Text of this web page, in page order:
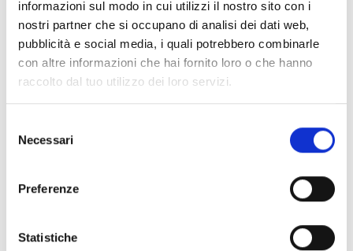
informazioni sul modo in cui utilizzi il nostro sito con i
nostri partner che si occupano di analisi dei dati web,
pubblicità e social media, i quali potrebbero combinarle
con altre informazioni che hai fornito loro o che hanno
raccolto dal tuo utilizzo dei loro servizi.
delNecessari
Preferenze
Statistiche
Señalizadores de alarma ópticos y
completas para la protección contra incendios,
diferenciándose entre los Visual Alarm Devices
(VAD), con componente óptico certificado, y los